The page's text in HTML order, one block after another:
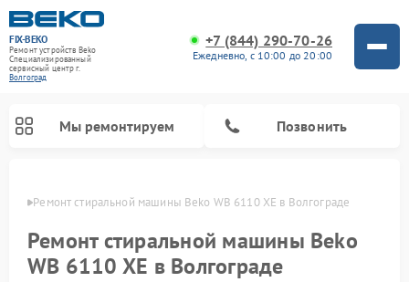
FIX-BEKO
Ремонт устройств Beko
Специализированный
cервисный центр г.
Волгоград
+7 (844) 290-70-26
Ежедневно, с 10:00 до 20:00
Мы ремонтируем Позвонить
Ремонт стиральной машины Beko WB 6110 XE в Волгограде
Ремонт стиральной машины Beko
WB 6110 XE в Волгограде